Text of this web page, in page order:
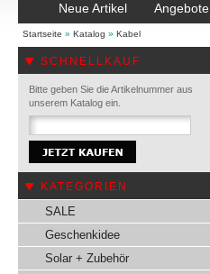
Neue Artikel Angebote
Startseite » Katalog » Kabel
SCHNELLKAUF
Bitte geben Sie die Artikelnummer aus
unserem Katalog ein.
KATEGORIEN
SALE
Geschenkidee
Solar + Zubehör